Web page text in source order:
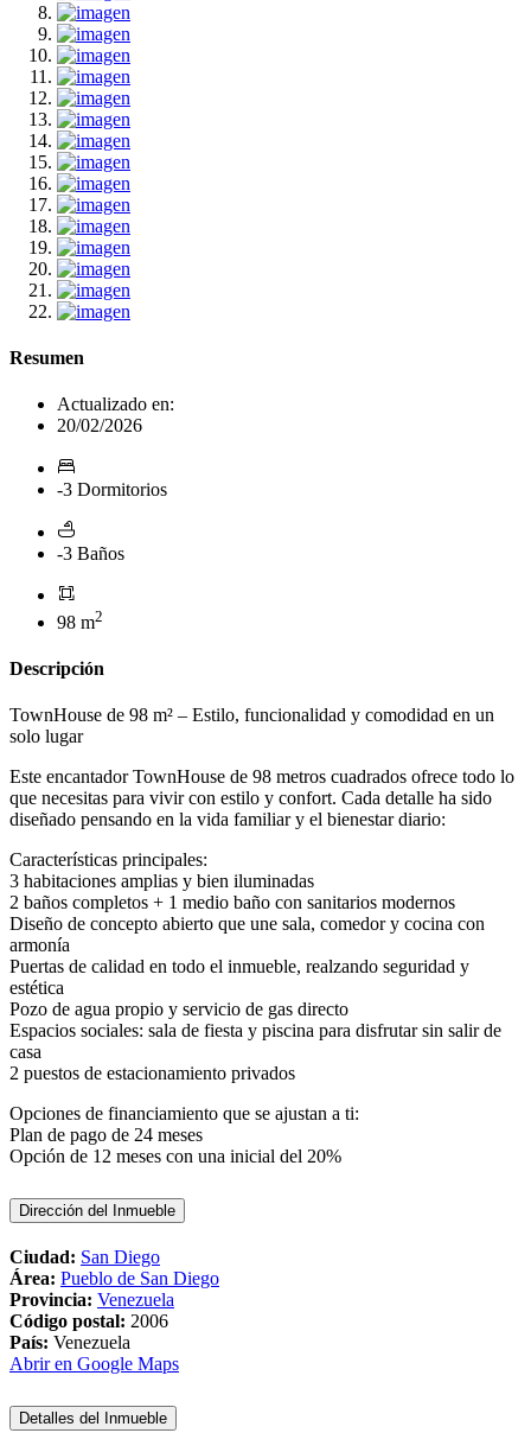
Resumen
Actualizado en:
20/02/2026
-3 Dormitorios
-3 Baños
98 m2
Descripción
TownHouse de 98 m² – Estilo, funcionalidad y comodidad en un
solo lugar
Este encantador TownHouse de 98 metros cuadrados ofrece todo lo
que necesitas para vivir con estilo y confort. Cada detalle ha sido
diseñado pensando en la vida familiar y el bienestar diario:
Características principales:
3 habitaciones amplias y bien iluminadas
2 baños completos + 1 medio baño con sanitarios modernos
Diseño de concepto abierto que une sala, comedor y cocina con
armonía
Puertas de calidad en todo el inmueble, realzando seguridad y
estética
Pozo de agua propio y servicio de gas directo
Espacios sociales: sala de fiesta y piscina para disfrutar sin salir de
casa
2 puestos de estacionamiento privados
Opciones de financiamiento que se ajustan a ti:
Plan de pago de 24 meses
Opción de 12 meses con una inicial del 20%
Dirección del Inmueble
Ciudad: San Diego
Área: Pueblo de San Diego
Provincia: Venezuela
Código postal: 2006
País: Venezuela
Abrir en Google Maps
Detalles del Inmueble